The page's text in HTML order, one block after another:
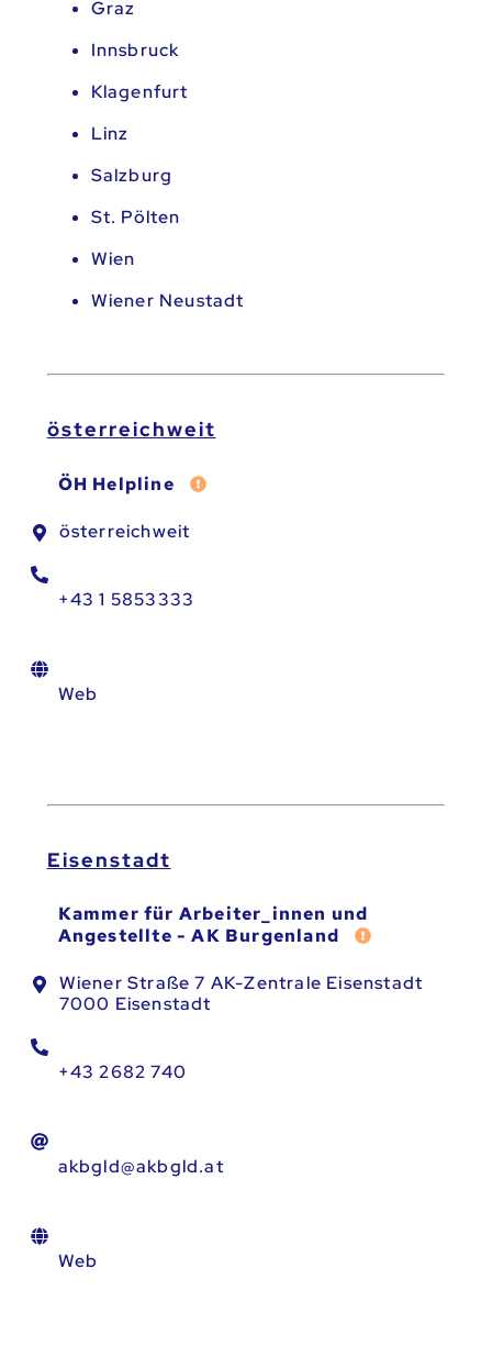
Graz
Innsbruck
Klagenfurt
Linz
Salzburg
St. Pölten
Wien
Wiener Neustadt
österreichweit
ÖH Helpline Fehler melden
österreichweit
+43 1 5853333
Web
Eisenstadt
Kammer für Arbeiter_innen und
Angestellte - AK Burgenland
Fehler melden
Wiener Straße 7 AK-Zentrale Eisenstadt
7000 Eisenstadt
+43 2682 740
akbgld@akbgld.at
Web